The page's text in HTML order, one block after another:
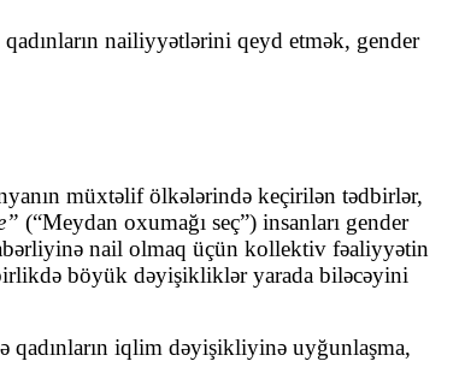
nailiyyətlərini qeyd etmək, gender
müxtəlif ölkələrində keçirilən tədbirlər,
(“Meydan oxumağı seç”) insanları gender
nail olmaq üçün kollektiv fəaliyyətin
böyük dəyişikliklər yarada biləcəyini
qadınların iqlim dəyişikliyinə uyğunlaşma,